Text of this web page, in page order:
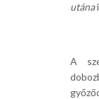
utána
A